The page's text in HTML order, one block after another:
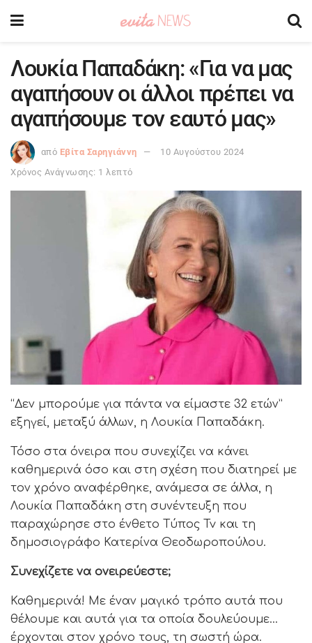
Λουκία Παπαδάκη: «Για να μας
αγαπήσουν οι άλλοι πρέπει να
αγαπήσουμε τον εαυτό μας»
από Εβίτα Σαρηγιάννη
10 Αυγούστου 2024
Χρόνος Ανάγνωσης: 1 λεπτό
“Δεν μπορούμε για πάντα να είμαστε 32 ετών”
εξηγεί, μεταξύ άλλων, η Λουκία Παπαδάκη.
Τόσο στα όνειρα που συνεχίζει να κάνει
καθημερινά όσο και στη σχέση που διατηρεί με
τον χρόνο αναφέρθηκε, ανάμεσα σε άλλα, η
Λουκία Παπαδάκη στη συνέντευξη που
παραχώρησε στο ένθετο Τύπος Tv και τη
δημοσιογράφο Κατερίνα Θεοδωροπούλου.
Συνεχίζετε να ονειρεύεστε;
Καθημερινά! Με έναν μαγικό τρόπο αυτά που
θέλουμε και αυτά για τα οποία δουλεύουμε…
έρχονται στον χρόνο τους, τη σωστή ώρα.